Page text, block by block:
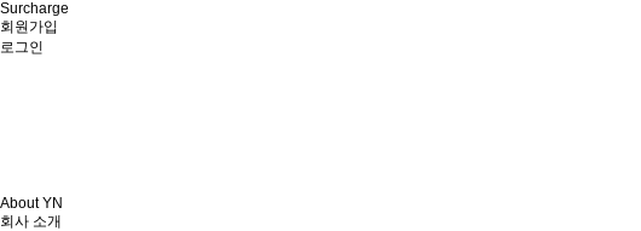
Surcharge
회원가입
로그인
About YN
회사 소개